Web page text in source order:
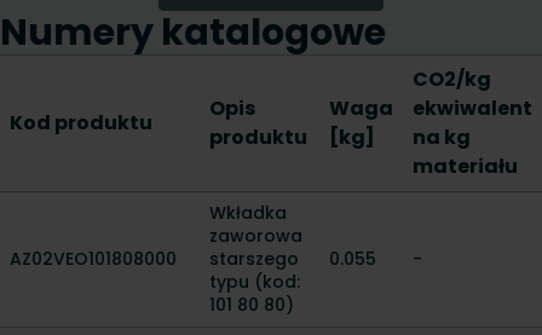
Numery katalogowe
Kod produktu
Opis
produktu
Waga
[kg]
CO2/kg
ekwiwalent
na kg
materiału
AZ02VEO101808000
Wkładka
zaworowa
starszego
typu (kod:
101 80 80)
0.055 -